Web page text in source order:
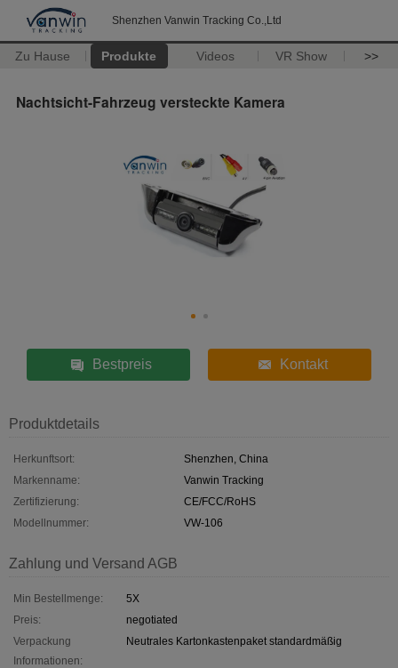
Shenzhen Vanwin Tracking Co.,Ltd
Zu Hause Produkte Videos VR Show >>
Nachtsicht-Fahrzeug versteckte Kamera
Bestpreis Kontakt
Produktdetails
Herkunftsort:
Shenzhen, China
Markenname:
Vanwin Tracking
Zertifizierung:
CE/FCC/RoHS
Modellnummer:
VW-106
Zahlung und Versand AGB
Min Bestellmenge:
5X
Preis:
negotiated
Verpackung
Informationen:
Neutrales Kartonkastenpaket standardmäßig